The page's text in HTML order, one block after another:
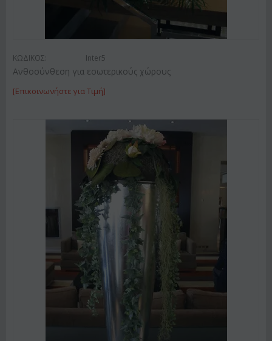
ΚΩΔΙΚΟΣ: Inter5
Ανθοσύνθεση για εσωτερικούς χώρους
[Επικοινωνήστε για Τιμή]